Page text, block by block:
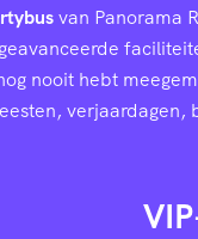
van Panorama
nooit hebt
verjaardagen,